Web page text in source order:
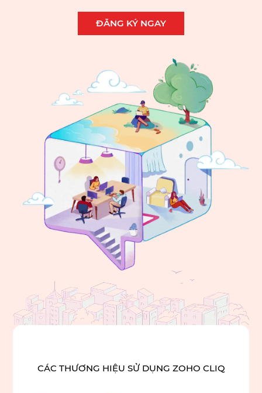
ĐĂNG KÝ NGAY
CÁC THƯƠNG HIỆU SỬ DỤNG ZOHO CLIQ